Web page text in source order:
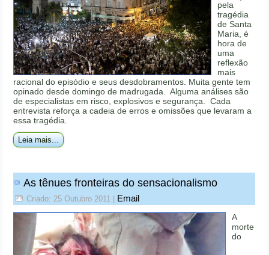
pela
tragédia
de Santa
Maria, é
hora de
uma
reflexão
mais
racional do episódio e seus desdobramentos. Muita gente tem
opinado desde domingo de madrugada. Alguma análises são
de especialistas em risco, explosivos e segurança. Cada
entrevista reforça a cadeia de erros e omissões que levaram a
essa tragédia.
Leia mais...
As tênues fronteiras do sensacionalismo
Criado: 25 Outubro 2011 Email
A
morte
do